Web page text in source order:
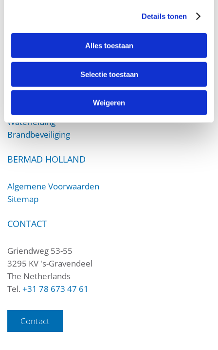
Details tonen
Alles toestaan
Selectie toestaan
Weigeren
Irrigation
Fire Protection
Waterleiding
Brandbeveiliging
BERMAD HOLLAND
Algemene Voorwaarden
Sitemap
CONTACT
Griendweg 53-55
3295 KV 's-Gravendeel
The Netherlands
Tel. +31 78 673 47 61
Contact